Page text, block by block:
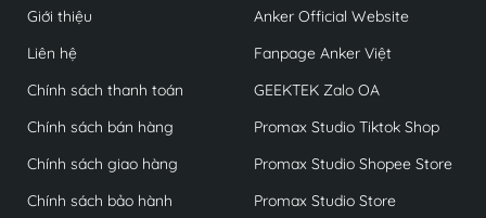
Giới thiệu
Liên hệ
Chính sách thanh toán
Chính sách bán hàng
Chính sách giao hàng
Chính sách bảo hành
Anker Official Website
Fanpage Anker Việt
GEEKTEK Zalo OA
Promax Studio Tiktok Shop
Promax Studio Shopee Store
Promax Studio Store